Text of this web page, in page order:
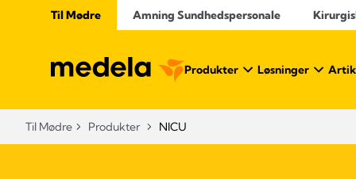
Til Mødre Amning Sundhedspersonale
Produkter Løsninger
Til Mødre Produkter NICU